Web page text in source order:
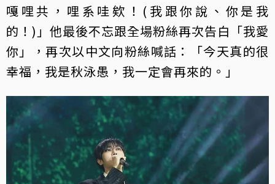
嘎哩共，哩系哇欸！(我跟你說、你是我
的！)」他最後不忘跟全場粉絲再次告白「我愛
你」，再次以中文向粉絲喊話：「今天真的很
幸福，我是秋泳愚，我一定會再來的。」